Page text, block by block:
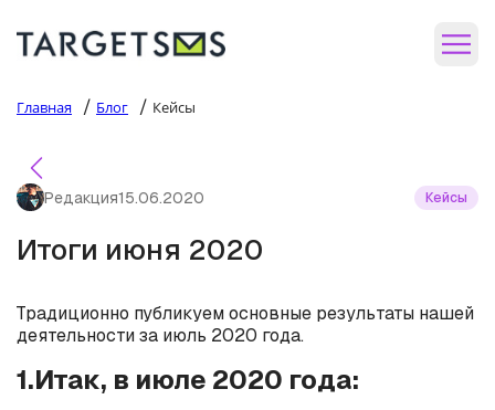
Главная / Блог / Кейсы
Редакция15.06.2020 Кейсы
Итоги июня 2020
Традиционно публикуем основные результаты нашей
деятельности за июль 2020 года.
1.Итак, в июле 2020 года: